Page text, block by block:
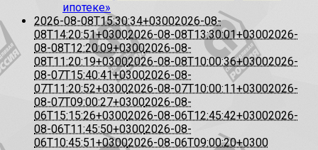
ипотеке»
2026-08-08T15:30:34+03002026-08-
08T14:20:51+03002026-08-08T13:30:01+03002026-
08-08T12:20:09+03002026-08-
08T11:20:19+03002026-08-08T10:00:36+03002026-
08-07T15:40:41+03002026-08-
07T11:20:52+03002026-08-07T10:00:11+03002026-
08-07T09:00:27+03002026-08-
06T15:15:26+03002026-08-06T12:45:42+03002026-
08-06T11:45:50+03002026-08-
06T10:45:51+03002026-08-06T09:00:20+0300